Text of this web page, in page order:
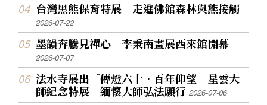
台灣黑熊保育特展 走進佛館森林與熊接觸
2026-07-22
墨韻奔騰見禪心 李秉南畫展西來館開幕
2026-07-07
法水寺展出「傳燈六十．百年仰望」星雲大
師紀念特展 緬懷大師弘法願行2026-07-06